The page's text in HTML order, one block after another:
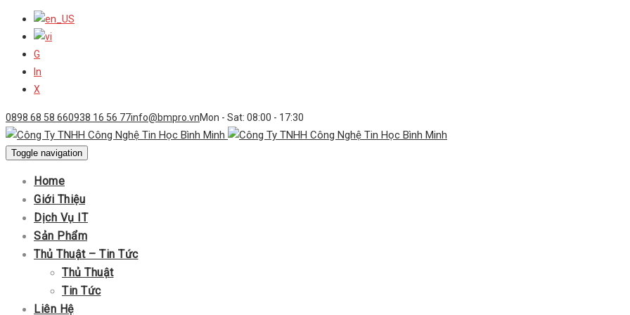
G
In
X
0898 68 58 660938 16 56 77info@bmpro.vnMon - Sat: 08:00 - 17:30
Toggle navigation
Home
Giới Thiệu
Dịch Vụ IT
Sản Phẩm
Thủ Thuật – Tin Tức
Thủ Thuật
Tin Tức
Liên Hệ